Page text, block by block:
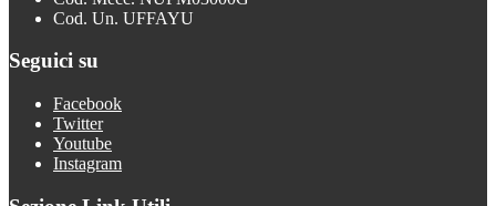
Cod. Un. UFFAYU
Seguici su
Facebook
Twitter
Youtube
Instagram